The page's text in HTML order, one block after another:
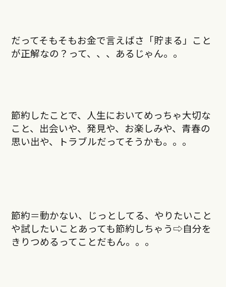
だってそもそもお金で言えばさ「貯まる」こと
が正解なの？って、、、あるじゃん。。
節約したことで、人生においてめっちゃ大切な
こと、出会いや、発見や、お楽しみや、青春の
思い出や、トラブルだってそうかも。。。
節約＝動かない、じっとしてる、やりたいこと
や試したいことあっても節約しちゃう⇨自分を
きりつめるってことだもん。。。